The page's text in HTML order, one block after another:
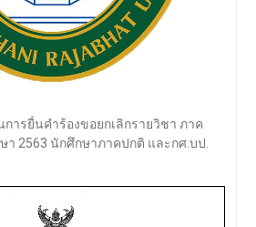
ารยื่นคำร้องขอยกเลิกรายวิชา ภาค
า 2563 นักศึกษาภาคปกติ และกศ.บป.